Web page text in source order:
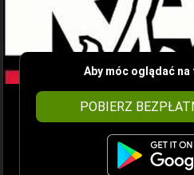
Aby móc oglądać
POBIERZ